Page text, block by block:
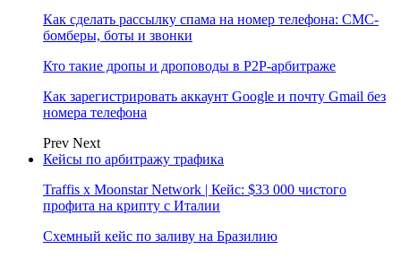
Как сделать рассылку спама на номер телефона: СМС-
бомберы, боты и звонки
Кто такие дропы и дроповоды в P2P-арбитраже
Как зарегистрировать аккаунт Google и почту Gmail без
номера телефона
Prev Next
Кейсы по арбитражу трафика
Traffis x Moonstar Network | Кейс: $33 000 чистого
профита на крипту с Италии
Схемный кейс по заливу на Бразилию